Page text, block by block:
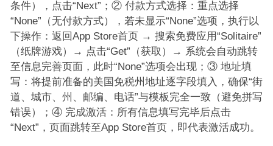
条件），点击“Next”；② 付款方式选择：重点选择
“None”（无付款方式），若未显示“None”选项，执行以
下操作：返回App Store首页 → 搜索免费应用“Solitaire”
（纸牌游戏）→ 点击“Get”（获取）→ 系统会自动跳转
至信息完善页面，此时“None”选项会出现；③ 地址填
写：将提前准备的美国免税州地址逐字段填入，确保“街
道、城市、州、邮编、电话”与模板完全一致（避免拼写
错误）；④ 完成激活：所有信息填写完毕后点击
“Next”，页面跳转至App Store首页，即代表激活成功。